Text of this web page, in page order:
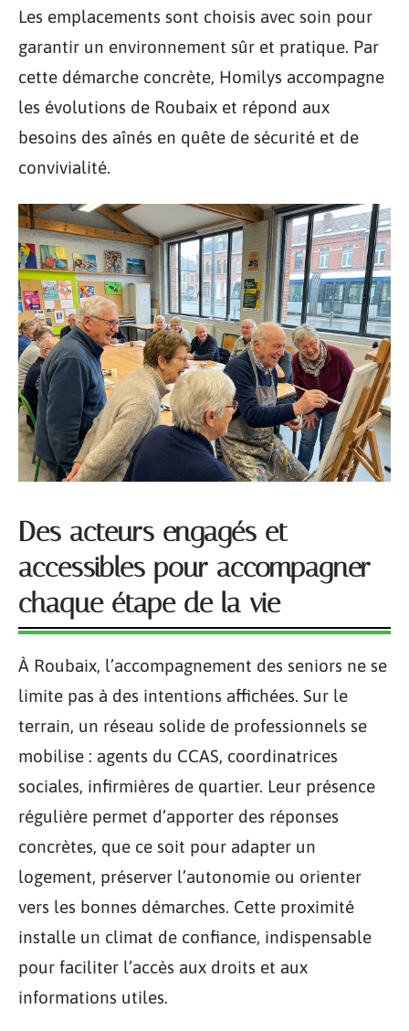
Les emplacements sont choisis avec soin pour
garantir un environnement sûr et pratique. Par
cette démarche concrète, Homilys accompagne
les évolutions de Roubaix et répond aux
besoins des aînés en quête de sécurité et de
convivialité.
Des acteurs engagés et
accessibles pour accompagner
chaque étape de la vie
À Roubaix, l’accompagnement des seniors ne se
limite pas à des intentions affichées. Sur le
terrain, un réseau solide de professionnels se
mobilise : agents du CCAS, coordinatrices
sociales, infirmières de quartier. Leur présence
régulière permet d’apporter des réponses
concrètes, que ce soit pour adapter un
logement, préserver l’autonomie ou orienter
vers les bonnes démarches. Cette proximité
installe un climat de confiance, indispensable
pour faciliter l’accès aux droits et aux
informations utiles.